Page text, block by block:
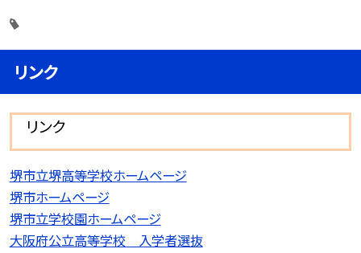
リンク
リンク
堺市立堺高等学校ホームページ
堺市ホームページ
堺市立学校園ホームページ
大阪府公立高等学校 入学者選抜